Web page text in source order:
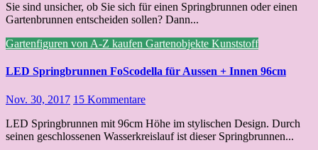
Sie sind unsicher, ob Sie sich für einen Springbrunnen oder einen
Gartenbrunnen entscheiden sollen? Dann...
Gartenfiguren von A-Z kaufen Gartenobjekte Kunststoff
LED Springbrunnen FoScodella für Aussen + Innen 96cm
Nov. 30, 2017 15 Kommentare
LED Springbrunnen mit 96cm Höhe im stylischen Design. Durch
seinen geschlossenen Wasserkreislauf ist dieser Springbrunnen...